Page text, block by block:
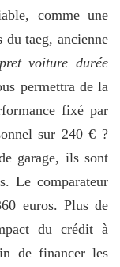
comme une
du taeg, ancienne
voiture durée
permettra de la
fixé par
sur 240 € ?
garage, ils sont
Le comparateur
euros. Plus de
du crédit à
de financer les